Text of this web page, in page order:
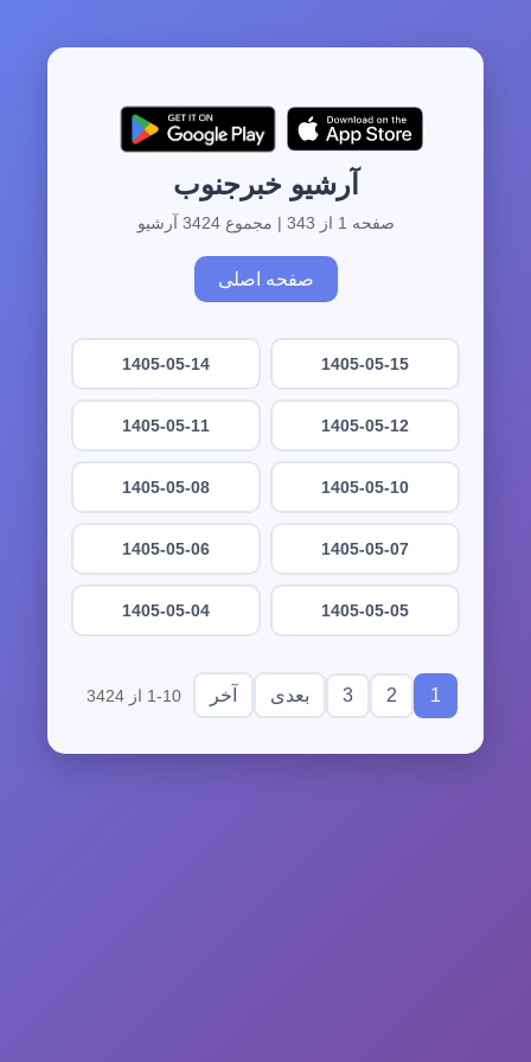
آرشیو خبرجنوب
صفحه 1 از 343 | مجموع 3424 آرشیو
صفحه اصلی
1405-05-15
1405-05-14
1405-05-12
1405-05-11
1405-05-10
1405-05-08
1405-05-07
1405-05-06
1405-05-05
1405-05-04
1
2
3 بعدی آخر 1-10 از 3424